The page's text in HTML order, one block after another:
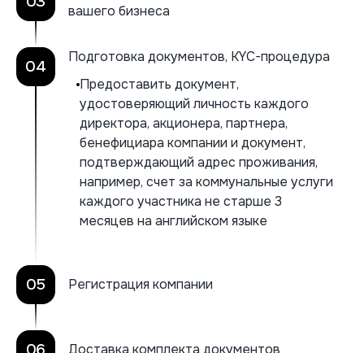
вашего бизнеса
04
Подготовка документов, KYC-процедура
Предоставить документ,
удостоверяющий личность каждого
директора, акционера, партнера,
бенефициара компании и документ,
подтверждающий адрес проживания,
например, счет за коммунальные услуги
каждого участника не старше 3
месяцев на английском языке
05 Регистрация компании
Доставка комплекта документов